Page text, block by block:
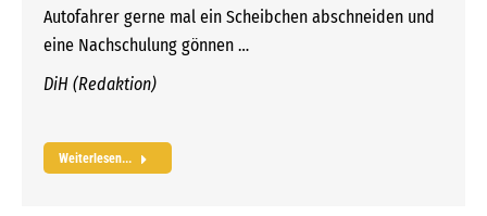
Autofahrer gerne mal ein Scheibchen abschneiden und
eine Nachschulung gönnen …
DiH (Redaktion)
Weiterlesen...